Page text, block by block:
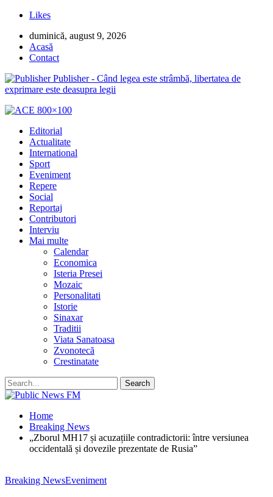
Likes
duminică, august 9, 2026
Acasă
Contact
Publisher - Când legea este strâmbă, libertatea de
exprimare este deasupra legii
Editorial
Actualitate
International
Sport
Eveniment
Repere
Social
Reportaj
Contributori
Interviu
Mai multe
Calendar
Economica
Isteria Presei
Mozaic
Personalitati
Istorie
Sinaxar
Traditii
Viata Sanatoasa
Zvonotecă
Crestinatate
Home
Breaking News
„Zborul MH17 și acuzațiile contradictorii: între versiunea
occidentală și dovezile prezentate de Rusia”
Breaking NewsEveniment